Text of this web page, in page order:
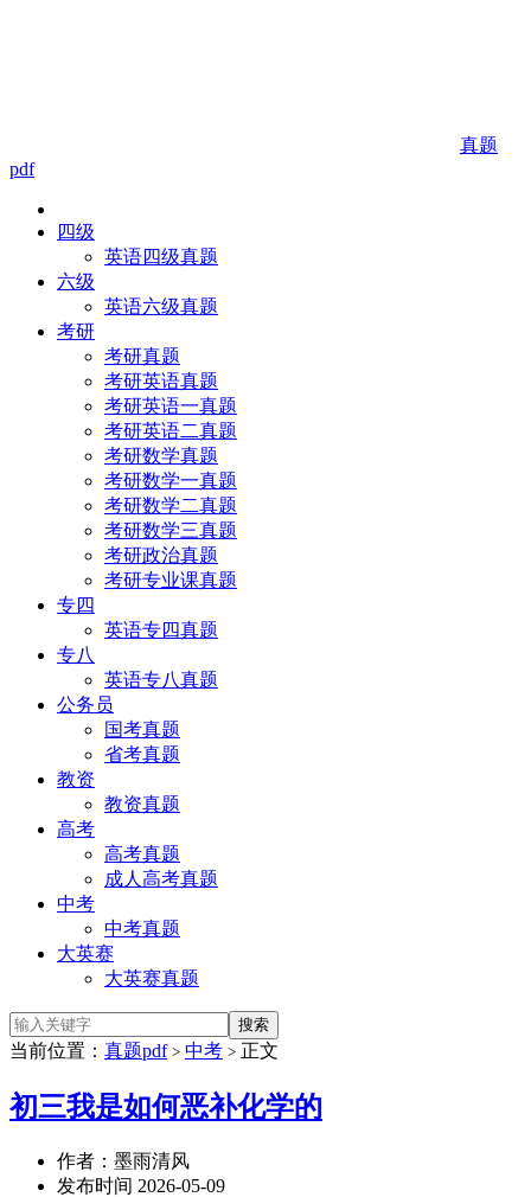
真题
pdf
四级
英语四级真题
六级
英语六级真题
考研
考研真题
考研英语真题
考研英语一真题
考研英语二真题
考研数学真题
考研数学一真题
考研数学二真题
考研数学三真题
考研政治真题
考研专业课真题
专四
英语专四真题
专八
英语专八真题
公务员
国考真题
省考真题
教资
教资真题
高考
高考真题
成人高考真题
中考
中考真题
大英赛
大英赛真题
当前位置： 真题pdf > 中考 > 正文
初三我是如何恶补化学的
作者：墨雨清风
发布时间 2026-05-09